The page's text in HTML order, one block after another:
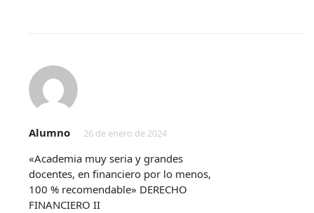
Alumno 26 de enero de 2024
«Academia muy seria y grandes
docentes, en financiero por lo menos,
100 % recomendable» DERECHO
FINANCIERO II